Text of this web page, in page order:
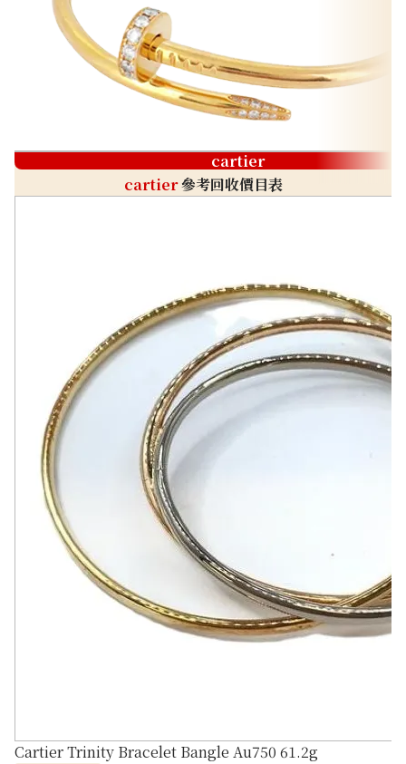
cartier
cartier參考回收價目表
Cartier Trinity Bracelet Bangle Au750 61.2g